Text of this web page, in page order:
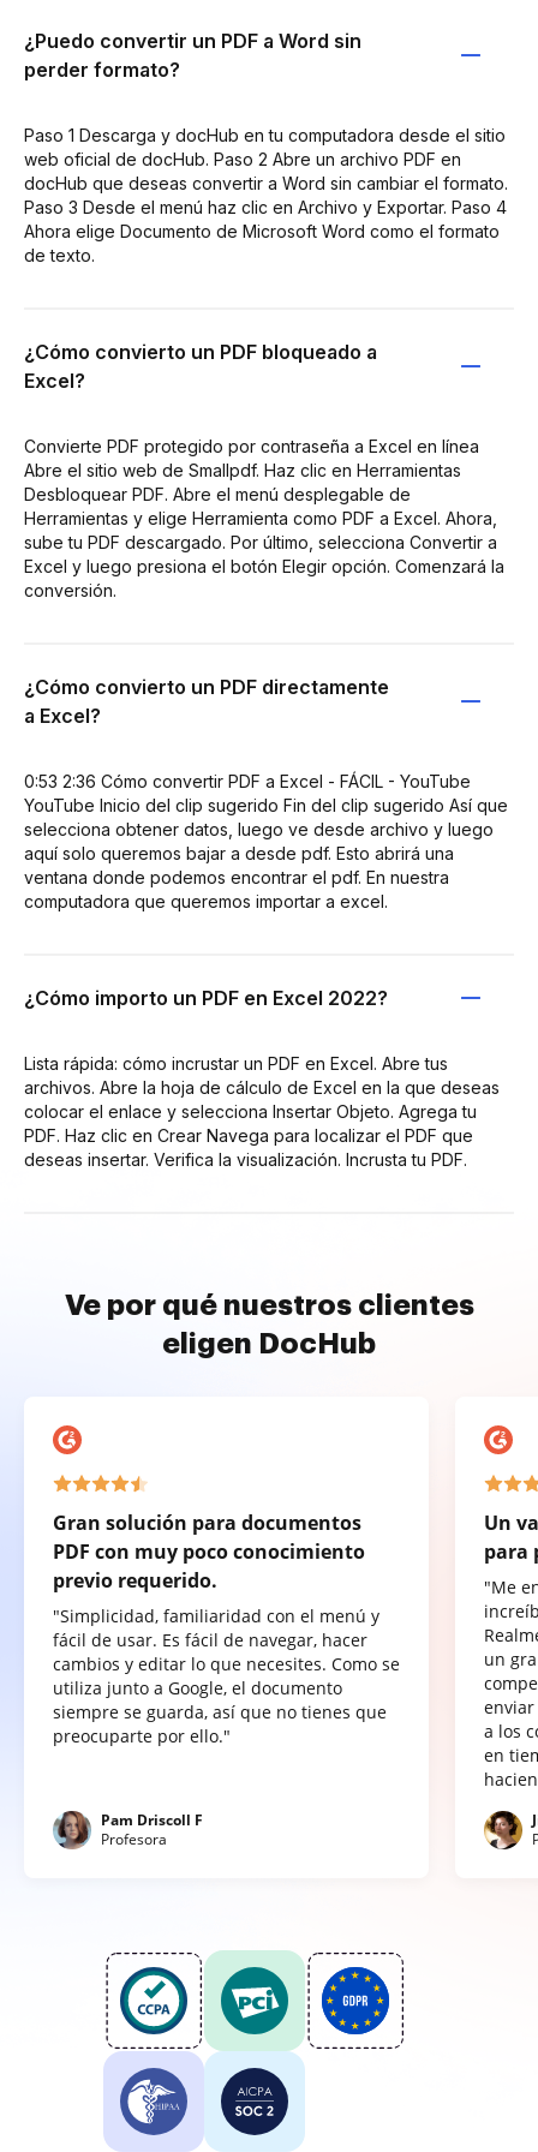
¿Puedo convertir un PDF a Word sin
perder formato?
Paso 1 Descarga y docHub en tu computadora desde el sitio
web oficial de docHub. Paso 2 Abre un archivo PDF en
docHub que deseas convertir a Word sin cambiar el formato.
Paso 3 Desde el menú haz clic en Archivo y Exportar. Paso 4
Ahora elige Documento de Microsoft Word como el formato
de texto.
¿Cómo convierto un PDF bloqueado a
Excel?
Convierte PDF protegido por contraseña a Excel en línea
Abre el sitio web de Smallpdf. Haz clic en Herramientas
Desbloquear PDF. Abre el menú desplegable de
Herramientas y elige Herramienta como PDF a Excel. Ahora,
sube tu PDF descargado. Por último, selecciona Convertir a
Excel y luego presiona el botón Elegir opción. Comenzará la
conversión.
¿Cómo convierto un PDF directamente
a Excel?
0:53 2:36 Cómo convertir PDF a Excel - FÁCIL - YouTube
YouTube Inicio del clip sugerido Fin del clip sugerido Así que
selecciona obtener datos, luego ve desde archivo y luego
aquí solo queremos bajar a desde pdf. Esto abrirá una
ventana donde podemos encontrar el pdf. En nuestra
computadora que queremos importar a excel.
¿Cómo importo un PDF en Excel 2022?
Lista rápida: cómo incrustar un PDF en Excel. Abre tus
archivos. Abre la hoja de cálculo de Excel en la que deseas
colocar el enlace y selecciona Insertar Objeto. Agrega tu
PDF. Haz clic en Crear Navega para localizar el PDF que
deseas insertar. Verifica la visualización. Incrusta tu PDF.
Ve por qué nuestros clientes
eligen DocHub
Gran solución para documentos
PDF con muy poco conocimiento
previo requerido.
"Simplicidad, familiaridad con el menú y
fácil de usar. Es fácil de navegar, hacer
cambios y editar lo que necesites. Como se
utiliza junto a Google, el documento
siempre se guarda, así que no tienes que
preocuparte por ello."
Pam Driscoll F
Profesora
Un
para
"Me
un
a los
en